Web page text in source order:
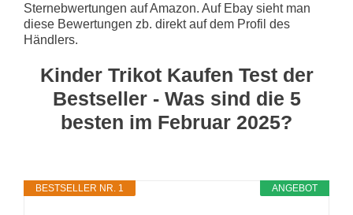
Sternebwertungen auf Amazon. Auf Ebay sieht man
diese Bewertungen zb. direkt auf dem Profil des
Händlers.
Kinder Trikot Kaufen Test der
Bestseller - Was sind die 5
besten im Februar 2025?
ANGEBOT
BESTSELLER NR. 1